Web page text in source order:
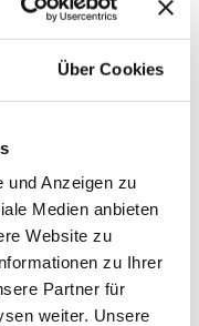
Über Cookies
und Anzeigen zu
Medien anbieten
Website zu
zu Ihrer
Partner für
weiter. Unsere
Schramm
bewerben!